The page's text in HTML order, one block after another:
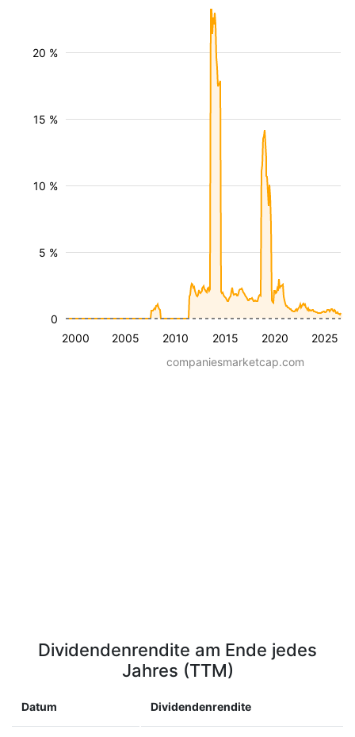
2000 2005 2010 2015 2020 2025
5 %
10 %
15 %
20 %
0
companiesmarketcap.com
Dividendenrendite am Ende jedes
Jahres (TTM)
Datum Dividendenrendite